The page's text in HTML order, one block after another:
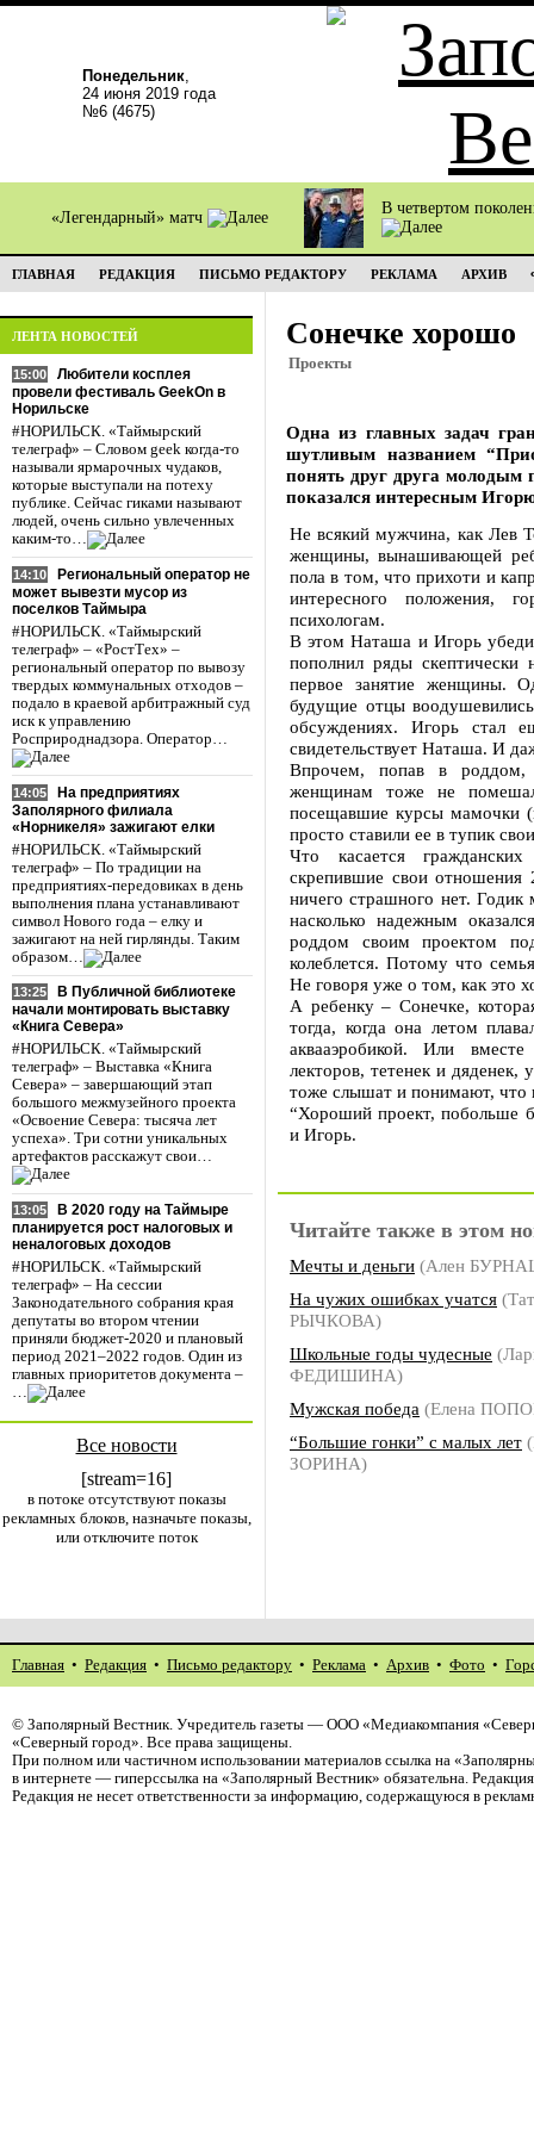
Понедельник,
24 июня 2019 года
№6 (4675)
«Легендарный» матч
В четвертом
ГЛАВНАЯ РЕДАКЦИЯ ПИСЬМО РЕДАКТОРУ РЕКЛАМА АРХИВ
ЛЕНТА НОВОСТЕЙ
15:00
Любители косплея
провели фестиваль GeekOn в
Норильске
#НОРИЛЬСК. «Таймырский
телеграф» – Словом geek когда-то
называли ярмарочных чудаков,
которые выступали на потеху
публике. Сейчас гиками называют
людей, очень сильно увлеченных
каким-то…
14:10
Региональный оператор не
может вывезти мусор из
поселков Таймыра
#НОРИЛЬСК. «Таймырский
телеграф» – «РостТех» –
региональный оператор по вывозу
твердых коммунальных отходов –
подало в краевой арбитражный суд
иск к управлению
Росприроднадзора. Оператор…
14:05
На предприятиях
Заполярного филиала
«Норникеля» зажигают елки
#НОРИЛЬСК. «Таймырский
телеграф» – По традиции на
предприятиях-передовиках в день
выполнения плана устанавливают
символ Нового года – елку и
зажигают на ней гирлянды. Таким
образом…
13:25
В Публичной библиотеке
начали монтировать выставку
«Книга Севера»
#НОРИЛЬСК. «Таймырский
телеграф» – Выставка «Книга
Севера» – завершающий этап
большого межмузейного проекта
«Освоение Севера: тысяча лет
успеха». Три сотни уникальных
артефактов расскажут свои…
13:05
В 2020 году на Таймыре
планируется рост налоговых и
неналоговых доходов
#НОРИЛЬСК. «Таймырский
телеграф» – На сессии
Законодательного собрания края
депутаты во втором чтении
приняли бюджет-2020 и плановый
период 2021–2022 годов. Один из
главных приоритетов документа –
…
Все новости
[stream=16]
в потоке отсутствуют показы
рекламных блоков, назначьте показы,
или отключите поток
Сонечке хорошо
Проекты
Одна из главных задач
шутливым названием
понять друг друга
показался интересным
Не всякий мужчина, как Лев
женщины, вынашивающей
пола в том, что прихоти и
интересного положения,
психологам.
В этом Наташа и Игорь
пополнил ряды
первое занятие женщины.
будущие отцы
обсуждениях. Игорь стал
свидетельствует Наташа. И
Впрочем, попав в
женщинам тоже не
посещавшие курсы мамочки
просто ставили ее в тупик
Что касается
скрепившие свои
ничего страшного нет. Годик
насколько надежным
роддом своим проектом
колеблется. Потому что
Не говоря уже о том, как это
А ребенку – Сонечке,
тогда, когда она летом
аквааэробикой. Или
лекторов, тетенек и
тоже слышат и понимают, что
“Хороший проект, побольше
и Игорь.
Читайте также в этом
Мечты и деньги (Ален
На чужих ошибках учатся
РЫЧКОВА)
Школьные годы чудесные
ФЕДИШИНА)
Мужская победа (Елена
“Большие гонки” с малых лет
ЗОРИНА)
Главная • Редакция • Письмо редактору • Реклама • Архив • Фото •
© Заполярный Вестник. Учредитель газеты — ООО «Медиакомпания
«Северный город». Все права защищены.
При полном или частичном использовании материалов ссылка на
в интернете — гиперссылка на «Заполярный Вестник» обязательна.
Редакция не несет ответственности за информацию, содержащуюся в